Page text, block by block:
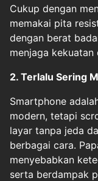
Cukup dengan
memakai pita
dengan berat
menjaga
2. Terlalu Sering
Smartphone
modern, tetapi
layar tanpa jeda
berbagai cara.
menyebabkan
serta berdampak